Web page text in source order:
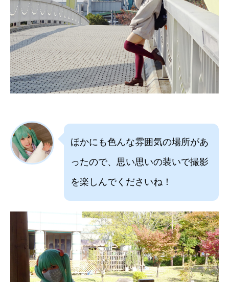
ほかにも色んな雰囲気の場所があ
ったので、思い思いの装いで撮影
を楽しんでくださいね！